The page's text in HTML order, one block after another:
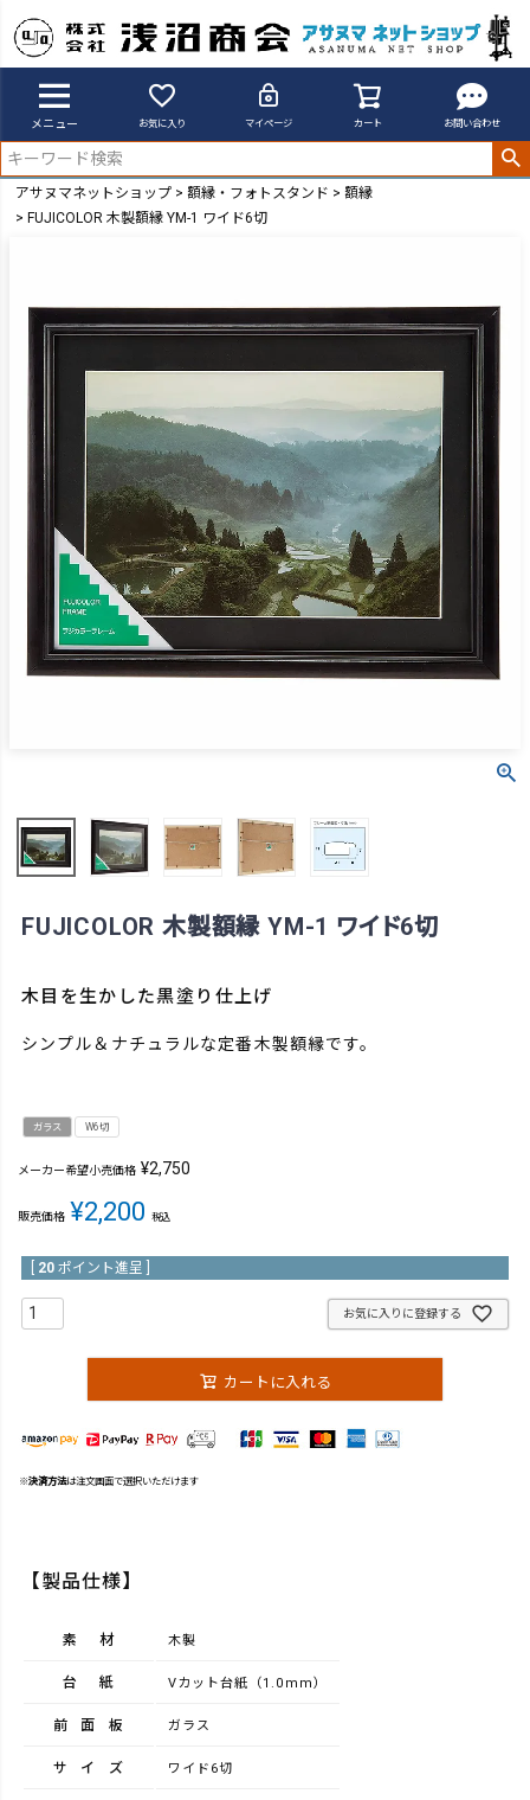
メニュー お気に入り マイページ カート お問い合わせ
アサヌマネットショップ 額縁・フォトスタンド
額縁
FUJICOLOR 木製額縁 YM-1 ワイド6切
FUJICOLOR 木製額縁 YM-1 ワイド6切
木目を生かした黒塗り仕上げ
シンプル＆ナチュラルな定番木製額縁です。
ガラス W6切
メーカー希望小売価格 ¥2,750
販売価格 ¥2,200 税込
20 ポイント進呈 ]
お気に入りに登録する
カートに入れる
※決済方法は注文画面で選択いただけます
【製品仕様】
素材 木製
台紙 Vカット台紙（1.0mm）
前面板 ガラス
サイズ ワイド6切